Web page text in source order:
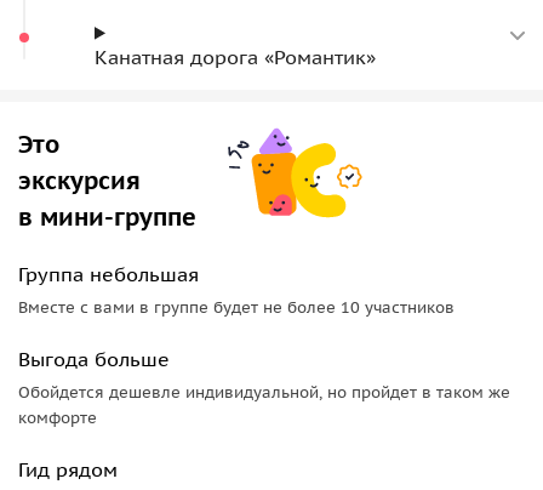
треккинг к водопаду Азау и купание в термальных
источниках.Канатная дорога «Романтик»
Это
экскурсия
в мини-группе
Группа небольшая
Вместе с вами в группе будет не более 10 участников
Выгода больше
Обойдется дешевле индивидуальной, но пройдет в таком же
комфорте
Гид рядом